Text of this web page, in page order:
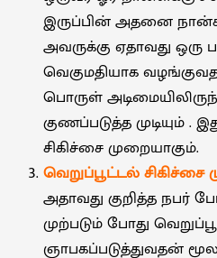
இருப்பின் அதனை
அவருக்கு ஏதாவது ஒரு
வெகுமதியாக
பொருள்
குணப்படுத்த முடியும் .
சிகிச்சை முறையாகும்.
வெறுப்பூட்டல் சிகிச்சை
அதாவது குறித்த
முற்படும் போது
ஞாபகப்படுத்துவதன்